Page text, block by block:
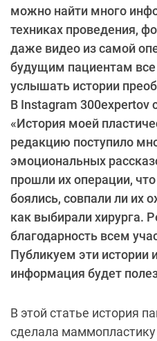
можно найти много
техниках проведения,
даже видео из самой
будущим пациентам все
услышать истории
В Instagram 300expertov
«История моей
редакцию поступило
эмоциональных
прошли их операции,
боялись, совпали ли их
как выбирали хирурга.
благодарность всем
Публикуем эти истории
информация будет
В этой статье история
сделала маммопластику